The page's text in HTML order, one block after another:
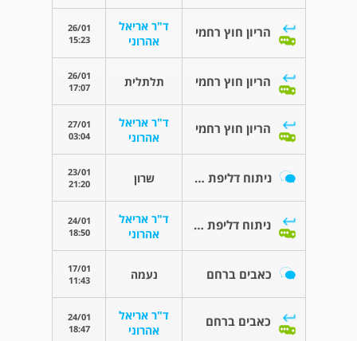
הריון חוץ רחמי
ד"ר אריאל
אהרוני
26/01
15:23
הריון חוץ רחמי תלתלית
26/01
17:07
הריון חוץ רחמי
ד"ר אריאל
אהרוני
27/01
03:04
ניתוח דליפת שתן שרון
23/01
21:20
ניתוח דליפת שתן
ד"ר אריאל
אהרוני
24/01
18:50
כאבים ברחם נעמה
17/01
11:43
כאבים ברחם
ד"ר אריאל
אהרוני
24/01
18:47